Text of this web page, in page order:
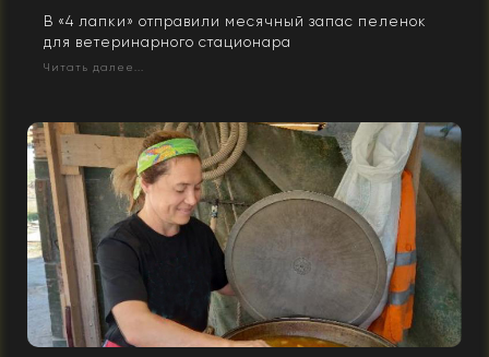
В «4 лапки» отправили месячный запас пеленок
для ветеринарного стационара
Читать далее...